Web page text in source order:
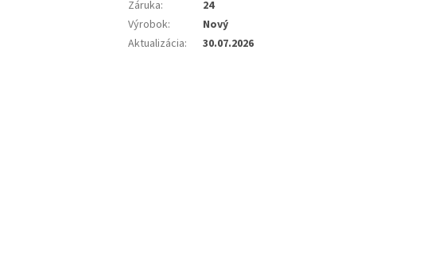
Záruka:
24
Výrobok:
Nový
Aktualizácia: 30.07.2026